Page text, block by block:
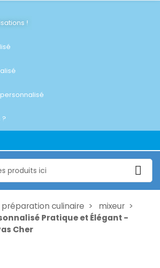
!
?
préparation culinaire
mixeur
Pratique et Élégant -
Cher